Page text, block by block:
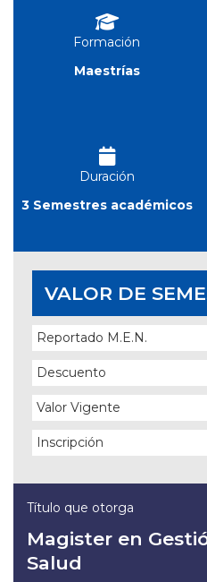
Formación
Maestrías
Duración
3 Semestres académicos
VALOR DE
Reportado M.E.N.
Descuento
Valor Vigente
Inscripción
Título que otorga
Magister en
Salud